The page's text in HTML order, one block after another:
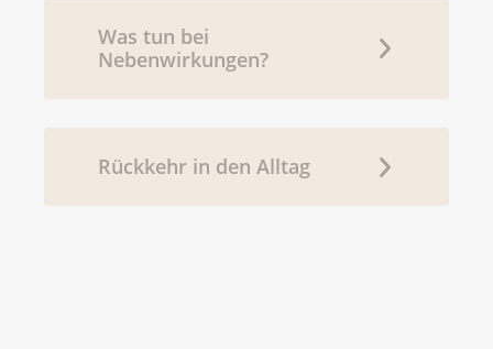
Was tun bei
Nebenwirkungen?
Rückkehr in den Alltag